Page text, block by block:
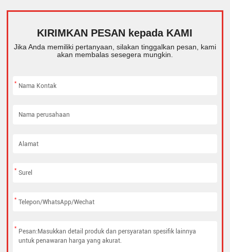
KIRIMKAN PESAN kepada KAMI
Jika Anda memiliki pertanyaan, silakan tinggalkan pesan, kami
akan membalas sesegera mungkin.
*
*
*
*